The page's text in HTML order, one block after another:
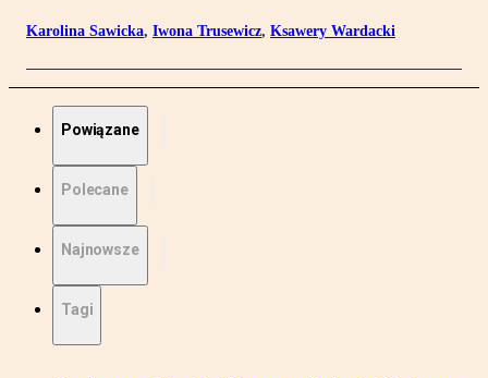
Karolina Sawicka, Iwona Trusewicz, Ksawery Wardacki
Powiązane
Polecane
Najnowsze
Tagi